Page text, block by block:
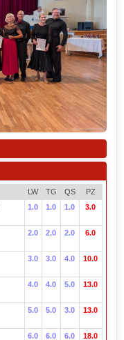
LW TG QS
PZ
1.0 1.0 1.0 3.0
2.0 2.0 2.0 6.0
3.0 3.0 4.0 10.0
4.0 4.0 5.0 13.0
5.0 5.0 3.0 13.0
6.0 6.0 6.0 18.0